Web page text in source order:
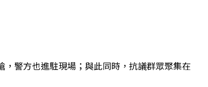
警方也進駐現場；與此同時，抗議群眾聚集在